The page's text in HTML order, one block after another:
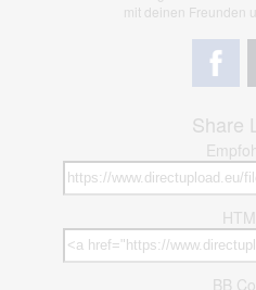
mit deinen Freunden
Share
BB